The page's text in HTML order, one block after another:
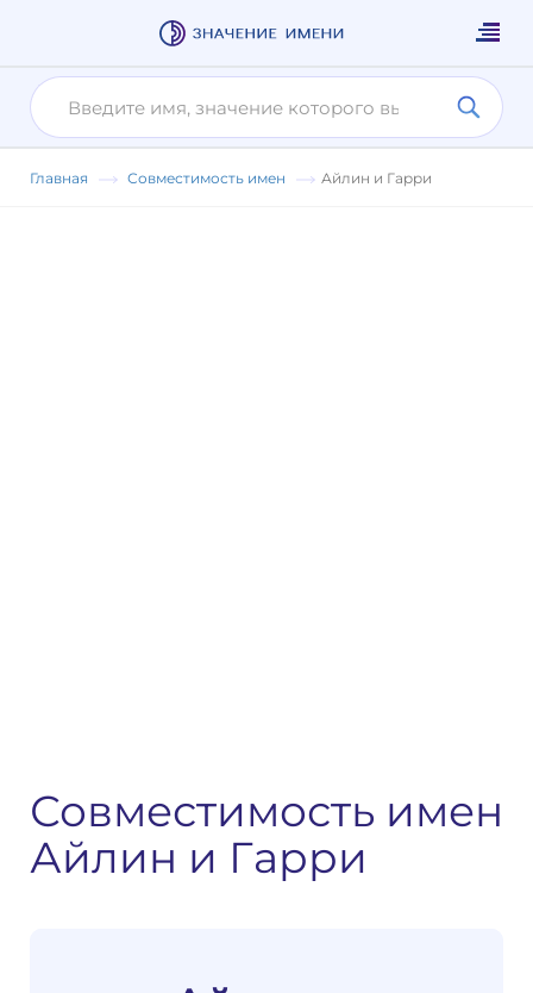
Главная Совместимость имен Айлин и Гарри
Совместимость имен
Айлин и Гарри